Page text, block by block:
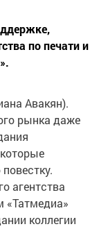
по печати и
Авакян).
рынка даже
агентства
«Татмедиа»
коллегии